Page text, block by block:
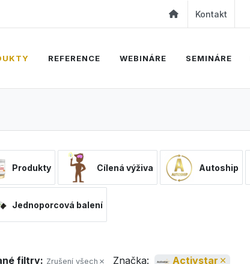
Kontakt
REFERENCE WEBINÁRE SEMINÁRE
Produkty Cílená výživa Autoship
Jednoporcová balení
filtry: Zrušení všech Značka: Activstar